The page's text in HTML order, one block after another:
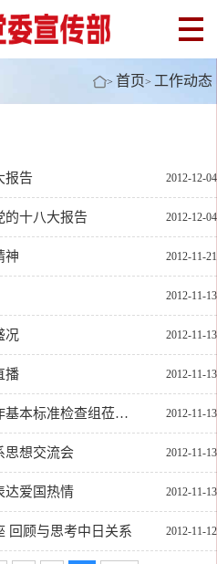
> 首页> 工作动态
报告 2012-12-04
的十八大报告 2012-12-04
神 2012-11-21
2012-11-13
况 2012-11-13
播 2012-11-13
北京高校党建和思想政治工作基本标准检查组莅临我校检查 2012-11-13
思想交流会 2012-11-13
达爱国热情 2012-11-13
回顾与思考中日关系 2012-11-12